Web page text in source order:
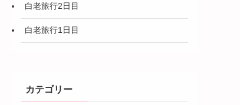
白老旅行2日目
白老旅行1日目
カテゴリー